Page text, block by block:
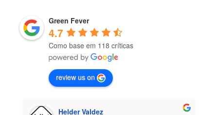
Green Fever
4.7
Como base em 118 críticas
review us on
Helder Valdez